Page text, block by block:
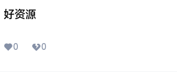
好资源
0 0